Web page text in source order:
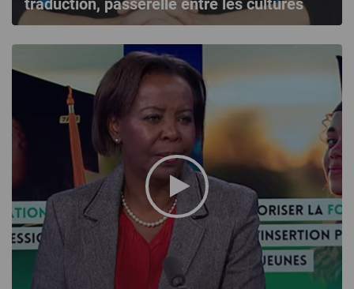
traduction, passerelle entre les cultures